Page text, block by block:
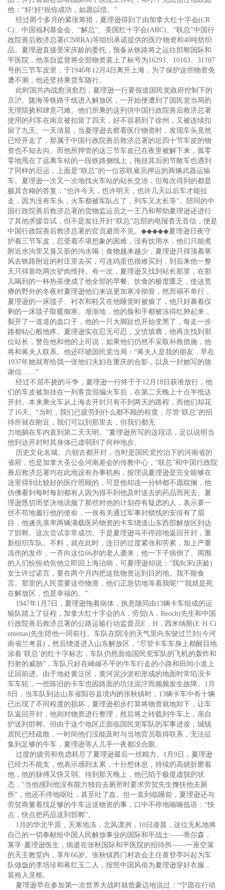
他：“好!好!祝你成功，如愿以偿。”
经过两个多月的紧张筹措，夏理逊得到了由加拿大红十字会(CR
C)、中国福利基金会、“解总”、美国红十字会(ARC)、“联总”中国行
政院善后救济总署(CNRRA)等组织承诺提供的医疗物资和40吨纺织
品。夏理逊直接受宋庆龄的委托，预备从铁路将之运往邯郸国际和
平医院，他亲自监督将全部物资装上了标号为16293、10163、31107
号的三节车皮里，于1946年12月4日离开上海，为了保护这些物资免
遭不测，他还坚持乘货车随行。
此时国共内战愈演愈烈，夏理逊一行要假道国民党政府控制下的
京沪、陇海等铁路干线进入解放区，一开始便遭到了国民党当局的
无理阻挠和肆意刁难。他们所乘的这列供中国行政院善后救济总署
使用的列车在南京被扣留了四天，好不容易到了徐州，又被连续扣
留了九天。一天清晨，当夏理逊去察看医疗物资时，发现车头竟然
已经开走了，那属于中国行政院善后救济总署的近四十节车皮的物
资也不知去向。而他所押管的这三节车皮已在夜里被解下来，孤零
零地甩在了远离车站的一段铁路侧线上，拖挂其后的节敞车也遇到
了同样的厄运，上面是“联总”的一位苏联雇员押运的两辆武器运输
车。夏理逊一次又一次地找火车站的站长交涉，但每次得到的都是
极其含糊的答复：“也许今天，也许明天，也许几天以后车才能拉
走，因为没有车头，火车都被军队占了，列车又太长等”。陪同的中
国行政院善后救济总署的货物监运员之一王乃和帮助夏理逊还进行
了其他求援尝试，但不是发往开封“联总”总部的电报杳无音信，便是
中国行政院善后救济总署的官员避而不见。 ◆◆◆◆◆夏理逊日夜守
护着三节车皮，忍受着不堪想象的困难，没有饮用水，他们只能煮
附近水沟里又臭又脏的沟水喝；食物越来越少，夏理逊只得顶着寒
风去铁路附近的村庄里去买，可连鸡蛋也很难买到，到后来他一整
天只得靠吃两次驴肉维持。有一次，夏理逊又找到站长那里，在那
儿喝到的一杯热茶便成了他全部的早餐。饮食的极度匮乏，使这荒
瘠的野外的冬夜对夏理逊他们来说更加寒冷彻骨，然而祸不单行，
夏理逊的一床毯子、衬衣和鞋又在他睡觉时被偷了，他只好裹着仅
剩的一床毯子取暖御寒。渐渐地，他的脸和手都被冻得红肿起来，
裂开了一道道的血口子，他的一只大脚趾也开始变黑了，每走一步
路都钻心般地疼。夏理逊实在忍无可忍，义愤填膺，他再次找到那
位站长，警告他和他的上司说，如果他们仍然不采取补救措施，他
将和蒋夫人联系。他还吓唬国民党当局：“蒋夫人是我的朋友，早在
1937年她就寄给我一张他们夫妇在重庆的合影，以及一封她写的致
谢信……”
经过不屈不挠的斗争，夏理逊一行终于于12月18日获准放行，他
们的车皮被加挂在一列客货混编火车后，在第二天晚上十点半抵达
开封。本来乘火车从上海去开封只有不到两天的路程，而他们却花
了16天。“当时，我们已疲劳到什么都不顾的程度，尽管‘联总’的招
待所就在附近，我们可以到那里去，但我们都无
力地躺在车内直到第二天天明。”夏理逊所写的这段话，足以说明当
他到达开封时其身体已虚弱到了何种地步。
历史文化名城、六朝古都开封，当时是国民党控治下的河南省的
省府，也是加拿大圣公会河南差会的传教中心，“联总”和中国行政院
善后救济总署均在此地设有办事机构，按理说夏理逊是完全能够在
这里得到比较好的医疗照顾的，可是他却连一分钟都不愿耽搁，他
仿佛看到每时每刻都有人因为得不到他及时送去的药品而死去。夏
理逊恳切而坚决地说服了那些对他的计划存有疑虑的人，表示要一
丝不苟地履行他的使命，一俟有关通过军事封锁线的安排有了眉
目，他遂先亲率两辆满载医药物资的卡车绕道山东西部解放区到达
了邯郸。这次尝试非常成功。于是夏理逊马不停蹄地返回开封，重
新组织车队。不料，就在此时，连日的过度紧张和劳累，加上严重
冻伤的发作，一齐向这位66岁的老人袭来，他一下子病倒了。周围
的人们纷纷劝告他立即回上海治病，可夏理逊却说：“我向宋(庆龄)
女士许过诺言，要在两个月内把这批物资运到目的地。我不能食
言。那里的人民需要这些物资，他们正急切地等着我呢!”“我就是死
在解放区，也是幸福的。”
1947年1月7日，夏理逊拖着病体，执意随同由13辆卡车组成的运
输队踏上了征程，加拿大红十字会的A．劳贺(A．Reoch)先生和中国
行政院善后救济总署的公路运输行动监督员E．H．西米纳斯(E·H·Ci
emenas)先生陪他一同前往。车队在阴冷的天气里向东驶过兰封(今河
南省兰考县)，然后绕道进入山东解放区，“尽管卡车车身上都醒目地
涂着‘联总’的红十字标志，车队仍然面临国民党军队的飞机的轰炸和
扫射的威胁”，车队只好在崎岖不平的牛车行走的小路和田间小道上
迂回前进。由于地处黄泛区，黄河泥沙淤积形成的地面时常陷没卡
车车轮，一些陈旧的卡车也因路面的坑洼泥泞而频频发生故障。1月
8日，当车队到达山东省阳谷县境内的张秋镇时，13辆卡车中有十辆
已出现了不同程度的损坏，夏理逊初步打算将物资就地卸下，让车
队返回开封，他则对物资进行整理，然后将之转载到牛车上，亲自
护送到邯郸。但由于这个地区正面临国民党军队的军事进攻，城镇
居民已经疏散，一时间他们没能及时与当地官员取得联系，无法征
集到足够的牛车，夏理逊等人几乎一夜都没合眼。
过度的疲劳和焦虑耗尽了夏理逊最后一丝精力。1月9日，夏理逊
已经力不能支，他表示感到太累，十分想休息，持续的高烧折磨着
他，他的脉搏又快又弱。待到那天晚上，他已陷于极度虚脱的状
态，“当他感到他没有能力独自去厕所时要求劳贺先生搀扶他去厕
所”，他还不停地呕吐，甚至吐了血。但一直到临睡前，夏理逊还与
劳贺商量着找足够的牛车运送物资的事，口中不停地喃喃低语：“快
点，快点把药品送到邯郸”。
1月的华北平原，天寒地冻，北风凛冽，10日凌晨，这位无私地将
自己的一切奉献给中国人民解放事业的国际和平战士——蒂尔森．
莱孚·夏理逊医生，病逝在张秋国际和平医院的招待所——一座空落
的天主教堂内，享年66岁。张秋镇西门村农会主任黄登亭叫起为车
队做饭的李培珍和蒋红玉二人，按照中国风俗为夏理逊穿好衣服，
装殓入灵柩。
夏理逊早在参加第一次世界大战时就曾豪迈地说过：“宁愿在行动